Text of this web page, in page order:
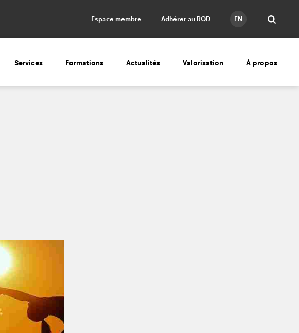
EN
Adhérer au RQD
Espace membre
Services Formations Actualités Valorisation À propos